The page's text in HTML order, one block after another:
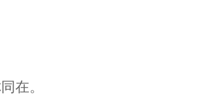
在。